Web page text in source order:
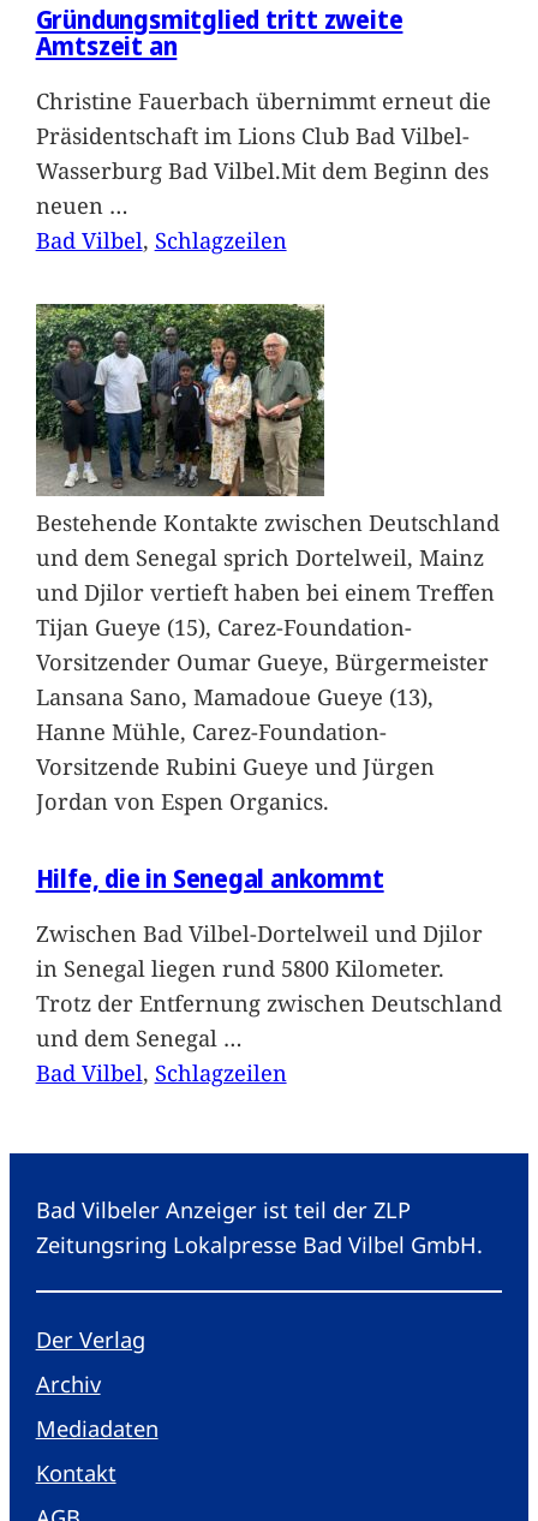
Gründungsmitglied tritt zweite
Amtszeit an
Christine Fauerbach übernimmt erneut die
Präsidentschaft im Lions Club Bad Vilbel-
Wasserburg Bad Vilbel.Mit dem Beginn des
neuen …
Bad Vilbel, Schlagzeilen
Bestehende Kontakte zwischen Deutschland
und dem Senegal sprich Dortelweil, Mainz
und Djilor vertieft haben bei einem Treffen
Tijan Gueye (15), Carez-Foundation-
Vorsitzender Oumar Gueye, Bürgermeister
Lansana Sano, Mamadoue Gueye (13),
Hanne Mühle, Carez-Foundation-
Vorsitzende Rubini Gueye und Jürgen
Jordan von Espen Organics.
Hilfe, die in Senegal ankommt
Zwischen Bad Vilbel-Dortelweil und Djilor
in Senegal liegen rund 5800 Kilometer.
Trotz der Entfernung zwischen Deutschland
und dem Senegal …
Bad Vilbel, Schlagzeilen
Bad Vilbeler Anzeiger ist teil der ZLP
Zeitungsring Lokalpresse Bad Vilbel GmbH.
Der Verlag
Archiv
Mediadaten
Kontakt